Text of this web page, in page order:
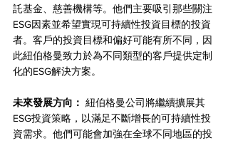
託基金、慈善機構等。他們主要吸引那些關注
ESG因素並希望實現可持續性投資目標的投資
者。客戶的投資目標和偏好可能有所不同，因
此紐伯格曼致力於為不同類型的客戶提供定制
化的ESG解決方案。
未來發展方向： 紐伯格曼公司將繼續擴展其
ESG投資策略，以滿足不斷增長的可持續性投
資需求。他們可能會加強在全球不同地區的投